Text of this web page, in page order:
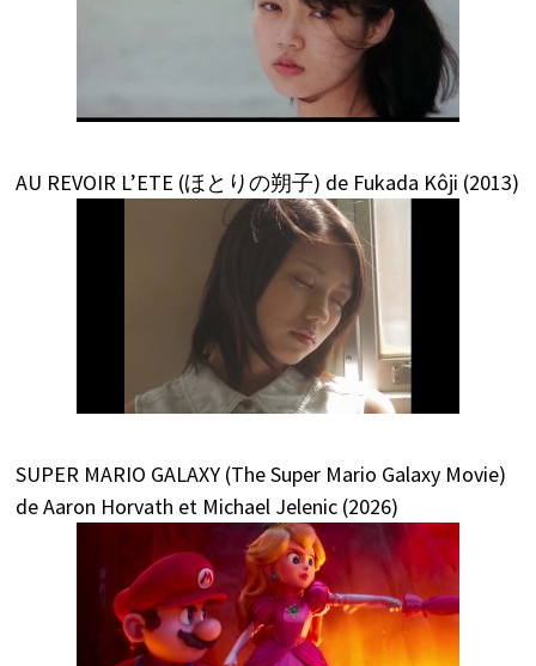
AU REVOIR L’ETE (ほとりの朔子) de Fukada Kôji (2013)
SUPER MARIO GALAXY (The Super Mario Galaxy Movie)
de Aaron Horvath et Michael Jelenic (2026)